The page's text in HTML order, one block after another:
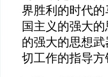
界胜利的时代
国主义的强大
的强大的思想
切工作的指导方